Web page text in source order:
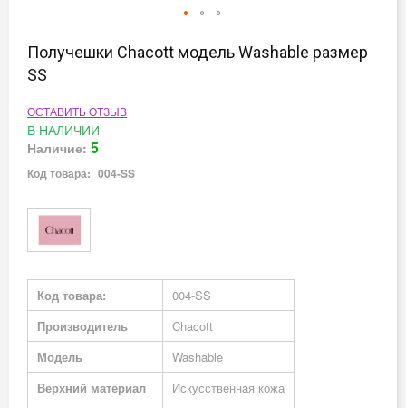
началу
галереи
Получешки Chacott модель Washable размер
SS
ОСТАВИТЬ ОТЗЫВ
В НАЛИЧИИ
Наличие: 5
Код товара: 004-SS
Подробная
информация
Код товара:
004-SS
Производитель
Chacott
Модель
Washable
Верхний материал
Искусственная кожа